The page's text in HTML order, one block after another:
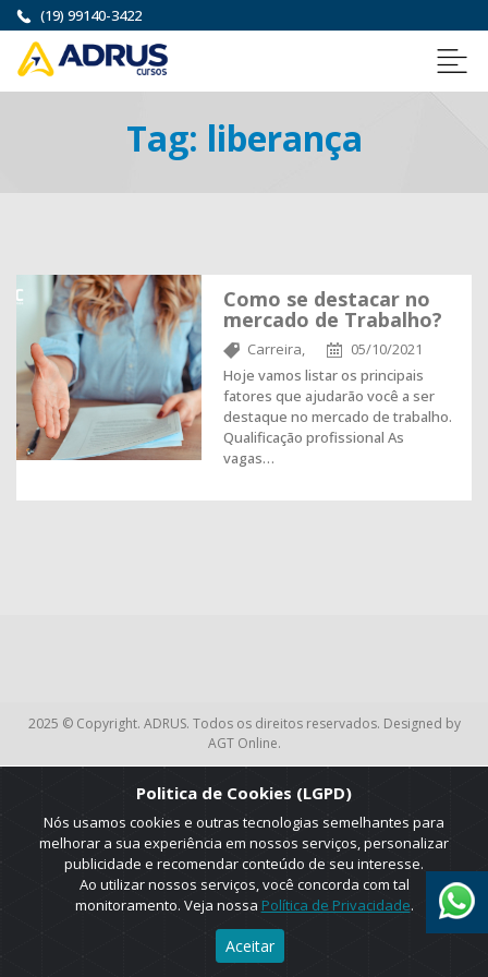
(19) 99140-3422
Tag: liberança
Como se destacar no
mercado de Trabalho?
Carreira,
05/10/2021
Hoje vamos listar os principais
fatores que ajudarão você a ser
destaque no mercado de trabalho.
Qualificação profissional As
vagas…
2025 © Copyright. ADRUS. Todos os direitos reservados. Designed by
AGT Online.
Politica de Cookies (LGPD)
Nós usamos cookies e outras tecnologias semelhantes para
melhorar a sua experiência em nossos serviços, personalizar
publicidade e recomendar conteúdo de seu interesse.
Ao utilizar nossos serviços, você concorda com tal
monitoramento. Veja nossa Política de Privacidade.
Aceitar